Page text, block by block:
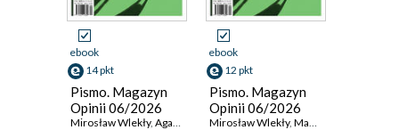
ebook
14 pkt
Pismo. Magazyn
Opinii 06/2026
Mirosław Wlekły, Agata Turkot ,Magdalena Bigaj,Kamil Fejfer
ebook
12 pkt
Pismo. Magazyn
Opinii 06/2026
Mirosław Wlekły, Magdalena Bigaj